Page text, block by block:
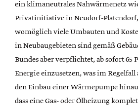
ein klimaneutrales Nahwärmenetz
Privatinitiative in Neudorf-Platendorf,
womöglich viele Umbauten und
in Neubaugebieten sind gemäß
Bundes aber verpflichtet, ab sofort 65
Energie einzusetzen, was im Regelfall
den Einbau einer Wärmepumpe
dass eine Gas- oder Ölheizung